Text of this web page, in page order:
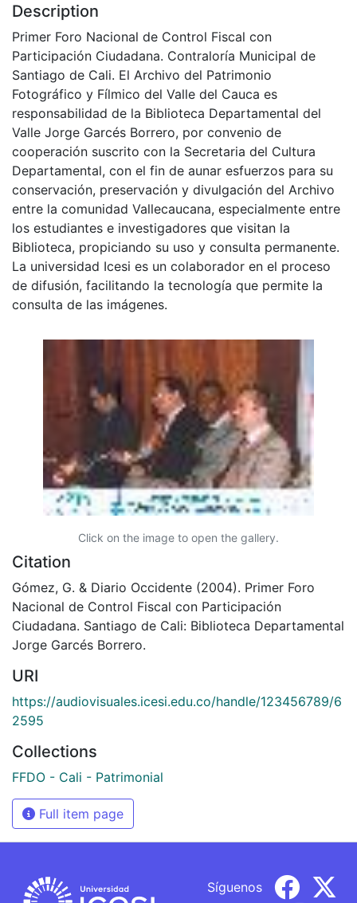
Description
Primer Foro Nacional de Control Fiscal con
Participación Ciudadana. Contraloría Municipal de
Santiago de Cali. El Archivo del Patrimonio
Fotográfico y Fílmico del Valle del Cauca es
responsabilidad de la Biblioteca Departamental del
Valle Jorge Garcés Borrero, por convenio de
cooperación suscrito con la Secretaria del Cultura
Departamental, con el fin de aunar esfuerzos para su
conservación, preservación y divulgación del Archivo
entre la comunidad Vallecaucana, especialmente entre
los estudiantes e investigadores que visitan la
Biblioteca, propiciando su uso y consulta permanente.
La universidad Icesi es un colaborador en el proceso
de difusión, facilitando la tecnología que permite la
consulta de las imágenes.
Click on the image to open the gallery.
Citation
Gómez, G. & Diario Occidente (2004). Primer Foro
Nacional de Control Fiscal con Participación
Ciudadana. Santiago de Cali: Biblioteca Departamental
Jorge Garcés Borrero.
URI
https://audiovisuales.icesi.edu.co/handle/123456789/6
2595
Collections
FFDO - Cali - Patrimonial
Full item page
Síguenos